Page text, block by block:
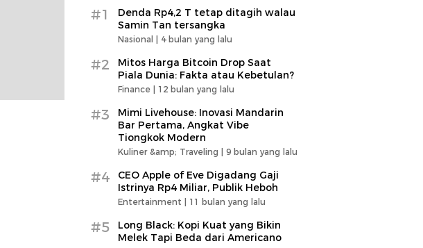
#1
Denda Rp4,2 T tetap ditagih walau
Samin Tan tersangka
Nasional | 4 bulan yang lalu
#2
Mitos Harga Bitcoin Drop Saat
Piala Dunia: Fakta atau Kebetulan?
Finance | 12 bulan yang lalu
#3
Mimi Livehouse: Inovasi Mandarin
Bar Pertama, Angkat Vibe
Tiongkok Modern
Kuliner &amp; Traveling | 9 bulan yang lalu
#4
CEO Apple of Eve Digadang Gaji
Istrinya Rp4 Miliar, Publik Heboh
Entertainment | 11 bulan yang lalu
#5
Long Black: Kopi Kuat yang Bikin
Melek Tapi Beda dari Americano